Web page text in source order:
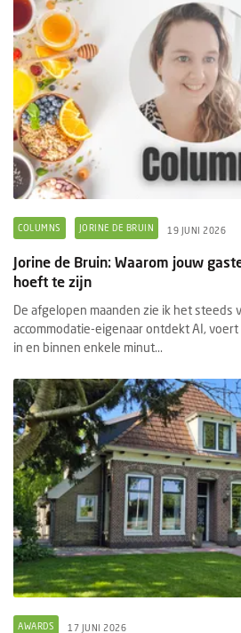
COLUMNS JORINE DE BRUIN 19 JUNI 2026
Jorine de Bruin: Waarom jouw
hoeft te zijn
De afgelopen maanden zie ik het steeds
accommodatie-eigenaar ontdekt AI,
in en binnen enkele minut...
AWARDS 17 JUNI 2026